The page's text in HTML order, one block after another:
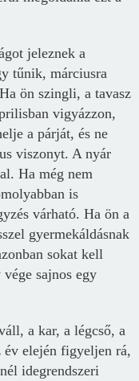
jeleznek a
tűnik, márciusra
ön szingli, a tavasz
vigyázzon,
a párját, és ne
viszonyt. A nyár
Ha még nem
is
várható. Ha ön a
gyermekáldásnak
sokat kell
sajnos egy
a kar, a légcső, a
év elején figyeljen rá,
idegrendszeri